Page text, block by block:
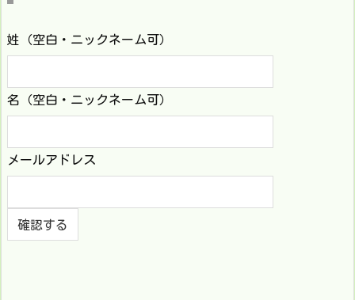
姓（空白・ニックネーム可）
名（空白・ニックネーム可）
メールアドレス